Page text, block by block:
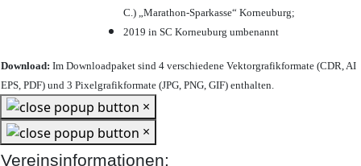
C.) „Marathon-Sparkasse“ Korneuburg;
2019 in SC Korneuburg umbenannt
Download: Im Downloadpaket sind 4 verschiedene Vektorgrafikformate (CDR, AI
EPS, PDF) und 3 Pixelgrafikformate (JPG, PNG, GIF) enthalten.
×
×
Vereinsinformationen: